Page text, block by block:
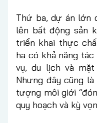
Thứ ba, dự án lớn
lên bất động sản
triển khai thực
ha có khả năng
vụ, du lịch và mặt
Nhưng đây cũng
tượng môi giới
quy hoạch và kỳ